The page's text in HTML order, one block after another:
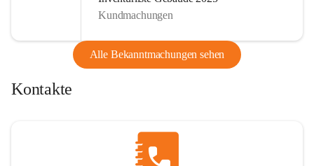
Kundmachungen
Alle Bekanntmachungen sehen
Kontakte